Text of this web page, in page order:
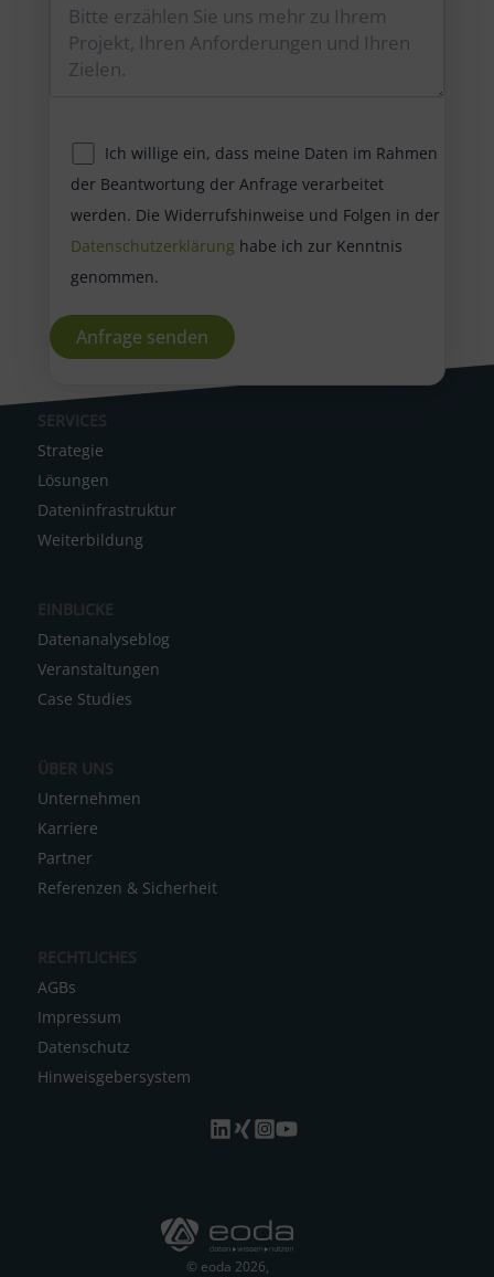
Ich willige ein, dass meine Daten im Rahmen
der Beantwortung der Anfrage verarbeitet
werden. Die Widerrufshinweise und Folgen in der
Datenschutzerklärung habe ich zur Kenntnis
genommen.
A
l
t
t
i
v
e
SERVICES
Strategie
Lösungen
Dateninfrastruktur
Weiterbildung
EINBLICKE
Datenanalyseblog
Veranstaltungen
Case Studies
ÜBER UNS
Unternehmen
Karriere
Partner
Referenzen & Sicherheit
RECHTLICHES
AGBs
Impressum
Datenschutz
Hinweisgebersystem
© eoda 2026,